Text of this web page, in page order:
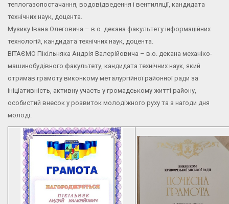
теплогазопостачання, водовідведення і вентиляції, кандидата
технічних наук, доцента.
Музику Івана Олеговича – в.о. декана факультету інформаційних
технологій, кандидата технічних наук, доцента.
ВІТАЄМО Пікільняка Андрія Валерійовича – в.о. декана механіко-
машинобудівного факультету, кандидата технічних наук, який
отримав грамоту виконкому металургійної районної ради за
ініціативність, активну участь у громадському житті району,
особистий внесок у розвиток молодіжного руху та з нагоди дня
молоді.